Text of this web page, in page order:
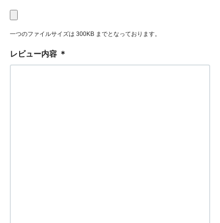
一つのファイルサイズは 300KB までとなっております。
レビュー内容 ＊